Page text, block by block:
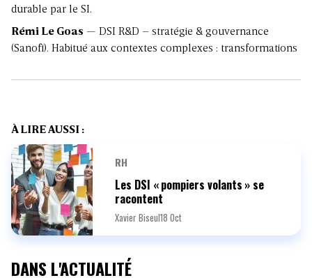
durable par le SI.
Rémi Le Goas — DSI R&D – stratégie & gouvernance
(Sanofi). Habitué aux contextes complexes : transformations
À LIRE AUSSI :
RH
Les DSI « pompiers volants » se
racontent
Xavier Biseul18 Oct
DANS L'ACTUALITÉ